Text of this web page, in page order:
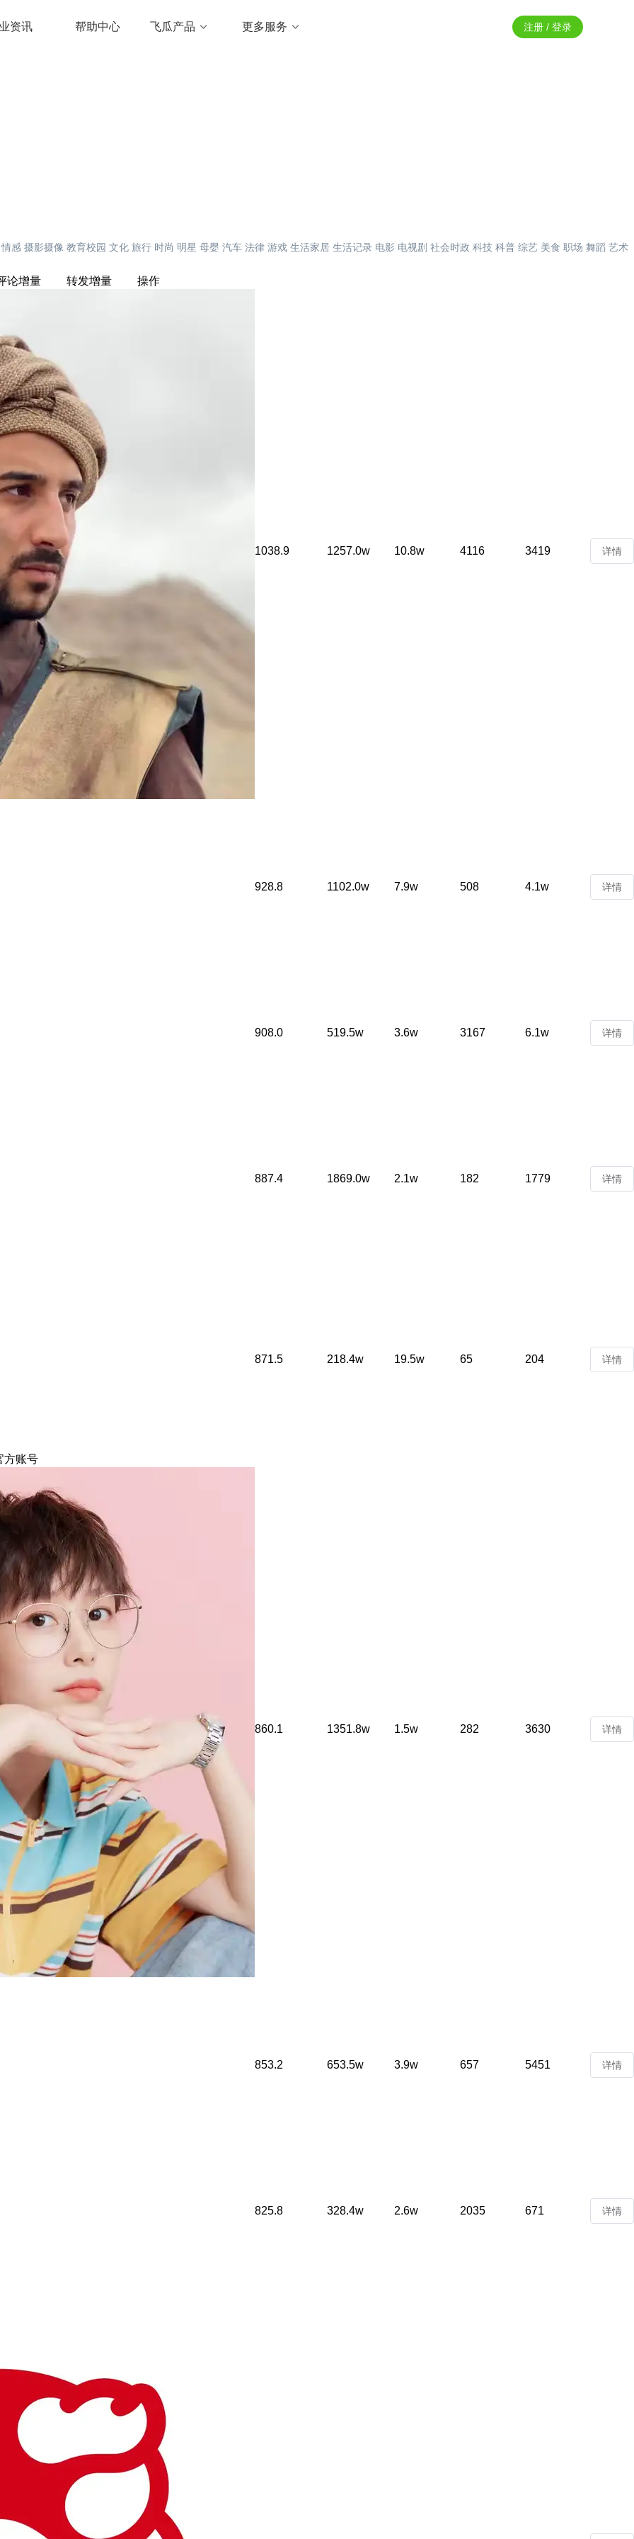
资讯 帮助中心 飞瓜产品 更多服务 注册 / 登录
情感 摄影摄像 教育校园 文化 旅行 时尚 明星 母婴 汽车 法律 游戏 生活家居 生活记录 电影 电视剧 社会时政 科技 科普 综艺 美食 职场 舞蹈 艺术
论增量 转发增量 操作
1038.9 1257.0w 10.8w 4116 3419 详情
928.8 1102.0w 7.9w 508 4.1w 详情
908.0 519.5w 3.6w 3167 6.1w 详情
887.4 1869.0w 2.1w 182 1779 详情
方账号
871.5 218.4w 19.5w 65 204 详情
860.1 1351.8w 1.5w 282 3630 详情
853.2 653.5w 3.9w 657 5451 详情
825.8 328.4w 2.6w 2035 671 详情